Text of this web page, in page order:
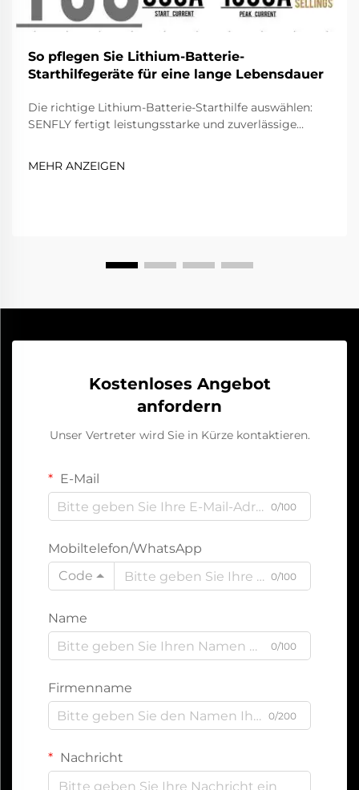
So pflegen Sie Lithium-Batterie-
Starthilfegeräte für eine lange Lebensdauer
Die richtige Lithium-Batterie-Starthilfe auswählen:
SENFLY fertigt leistungsstarke und zuverlässige
für Ihre Anforderungen besten Geräts helfen.
MEHR ANZEIGEN
Kostenloses Angebot
anfordern
Unser Vertreter wird Sie in Kürze kontaktieren.
E-Mail
0/100
Mobiltelefon/WhatsApp
Code
0/100
Name
0/100
Firmenname
0/200
Nachricht